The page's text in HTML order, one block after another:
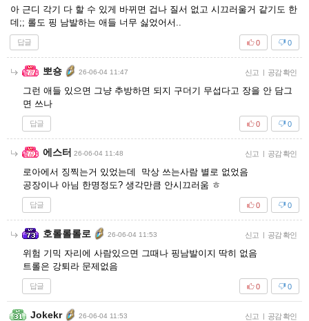
아 근디 각기 다 할 수 있게 바뀌면 겁나 질서 없고 시끄러울거 같기도 한
데;; 롤도 핑 남발하는 애들 너무 싫었어서..
답글 0
0
뽀숑 26-06-04 11:47 신고 | 공감 확인
그런 애들 있으면 그냥 추방하면 되지 구더기 무섭다고 장을 안 담그
면 쓰나
답글 0
0
에스터 26-06-04 11:48 신고 | 공감 확인
로아에서 징찍는거 있었는데 막상 쓰는사람 별로 없었음
공장이나 아님 한명정도? 생각만큼 안시끄러움 ㅎ
답글 0
0
호롤롤롤로 26-06-04 11:53 신고 | 공감 확인
위험 기믹 자리에 사람있으면 그때나 핑남발이지 딱히 없음
트롤은 강퇴라 문제없음
답글 0
0
Jokekr 26-06-04 11:53 신고 | 공감 확인